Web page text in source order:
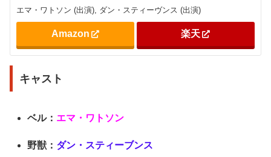
エマ・ワトソン (出演), ダン・スティーヴンス (出演)
Amazon 楽天
キャスト
ベル： エマ・ワトソン
野獣： ダン・スティーブンス